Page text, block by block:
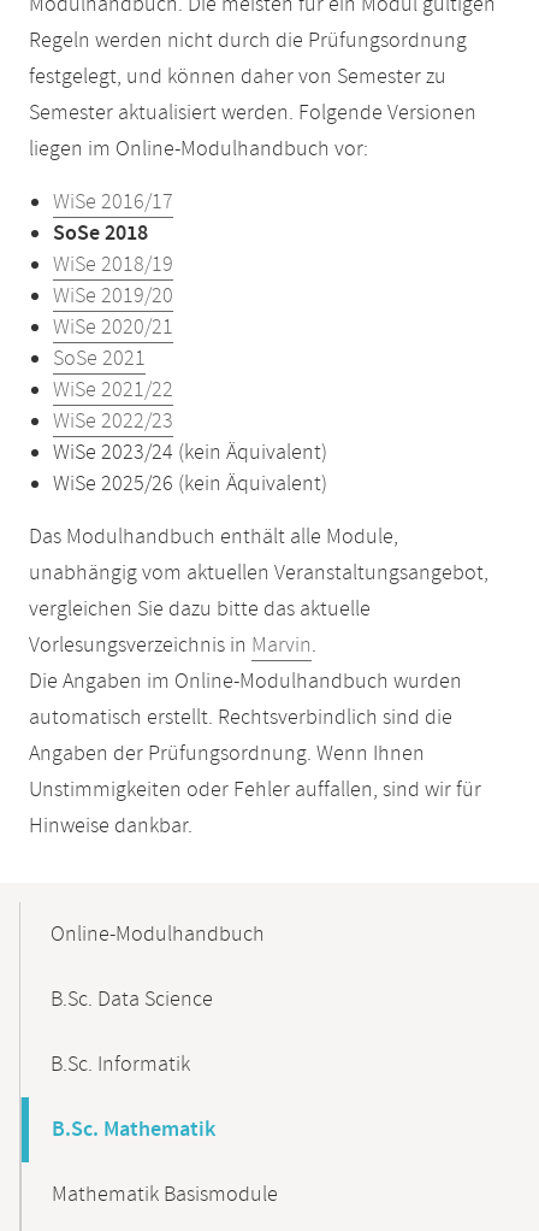
Regeln werden nicht durch die Prüfungsordnung
festgelegt, und können daher von Semester zu
Semester aktualisiert werden. Folgende Versionen
liegen im Online-Modulhandbuch vor:
WiSe 2016/17
SoSe 2018
WiSe 2018/19
WiSe 2019/20
WiSe 2020/21
SoSe 2021
WiSe 2021/22
WiSe 2022/23
WiSe 2023/24 (kein Äquivalent)
WiSe 2025/26 (kein Äquivalent)
Das Modulhandbuch enthält alle Module,
unabhängig vom aktuellen Veranstaltungsangebot,
vergleichen Sie dazu bitte das aktuelle
Vorlesungsverzeichnis in Marvin.
Die Angaben im Online-Modulhandbuch wurden
automatisch erstellt. Rechtsverbindlich sind die
Angaben der Prüfungsordnung. Wenn Ihnen
Unstimmigkeiten oder Fehler auffallen, sind wir für
Hinweise dankbar.
NavigationOnline-Modulhandbuch
B.Sc. Data Science
B.Sc. Informatik
B.Sc. Mathematik
Mathematik Basismodule